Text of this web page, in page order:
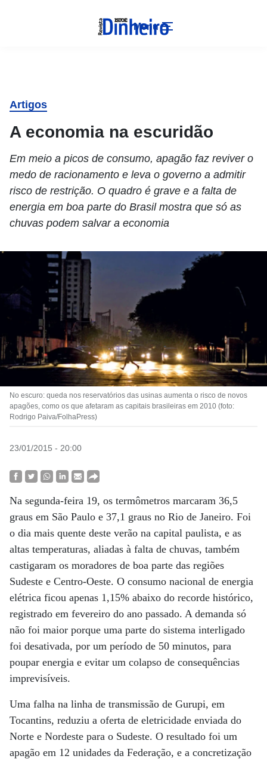
Menu
Artigos
A economia na escuridão
Em meio a picos de consumo, apagão faz reviver o
medo de racionamento e leva o governo a admitir
risco de restrição. O quadro é grave e a falta de
energia em boa parte do Brasil mostra que só as
chuvas podem salvar a economia
No escuro: queda nos reservatórios das usinas aumenta o risco de novos
apagões, como os que afetaram as capitais brasileiras em 2010 (foto:
Rodrigo Paiva/FolhaPress)
23/01/2015 - 20:00
Na segunda-feira 19, os termômetros marcaram 36,5
graus em São Paulo e 37,1 graus no Rio de Janeiro. Foi
o dia mais quente deste verão na capital paulista, e as
altas temperaturas, aliadas à falta de chuvas, também
castigaram os moradores de boa parte das regiões
Sudeste e Centro-Oeste. O consumo nacional de energia
elétrica ficou apenas 1,15% abaixo do recorde histórico,
registrado em fevereiro do ano passado. A demanda só
não foi maior porque uma parte do sistema interligado
foi desativada, por um período de 50 minutos, para
poupar energia e evitar um colapso de consequências
imprevisíveis.
Uma falha na linha de transmissão de Gurupi, em
Tocantins, reduziu a oferta de eletricidade enviada do
Norte e Nordeste para o Sudeste. O resultado foi um
apagão em 12 unidades da Federação, e a concretização